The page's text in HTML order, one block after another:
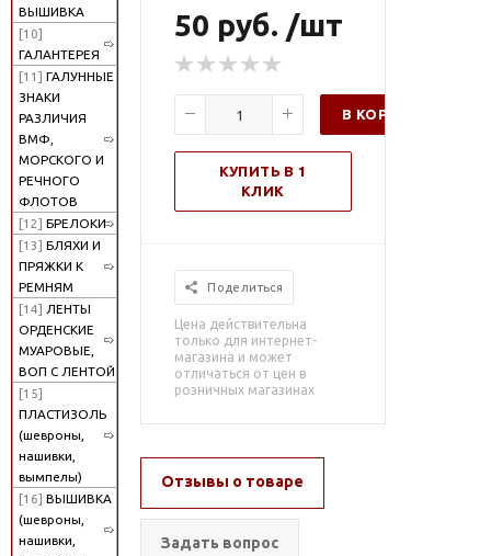
ВЫШИВКА
[10]
ГАЛАНТЕРЕЯ
[11] ГАЛУННЫЕ
ЗНАКИ
РАЗЛИЧИЯ
ВМФ,
МОРСКОГО И
РЕЧНОГО
ФЛОТОВ
[12] БРЕЛОКИ
[13] БЛЯХИ И
ПРЯЖКИ К
РЕМНЯМ
[14] ЛЕНТЫ
ОРДЕНСКИЕ
МУАРОВЫЕ,
ВОП С ЛЕНТОЙ
[15]
ПЛАСТИЗОЛЬ
(шевроны,
нашивки,
вымпелы)
[16] ВЫШИВКА
(шевроны,
нашивки,
50 руб. /шт
В КОРЗИНУ
КУПИТЬ В 1
КЛИК
Поделиться
Цена действительна
только для интернет-
магазина и может
отличаться от цен в
розничных магазинах
Отзывы о товаре
Задать вопрос